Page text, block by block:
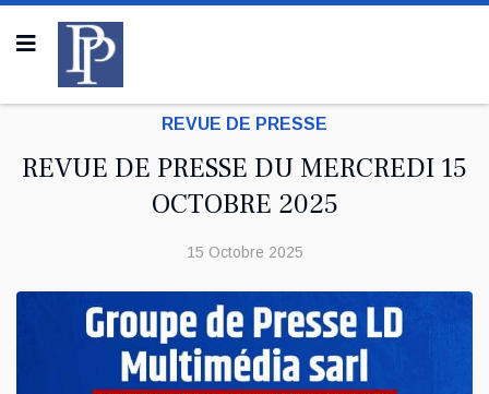
REVUE DE PRESSE
REVUE DE PRESSE DU MERCREDI 15
OCTOBRE 2025
15 Octobre 2025